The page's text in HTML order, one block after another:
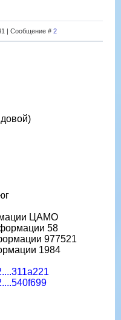
| Сообщение # 2
ЦАМО
58
977521
1984